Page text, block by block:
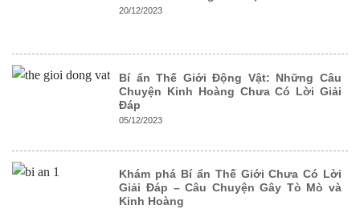
20/12/2023
Bí ẩn Thế Giới Động Vật: Những Câu
Chuyện Kinh Hoàng Chưa Có Lời Giải
Đáp
05/12/2023
Khám phá Bí ẩn Thế Giới Chưa Có Lời
Giải Đáp – Câu Chuyện Gây Tò Mò và
Kinh Hoàng